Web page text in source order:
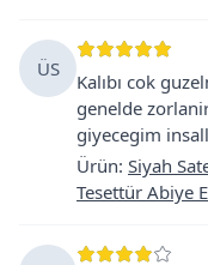
ÜS
Kalıbı cok
genelde
giyecegim
Ürün: Siyah
Tesettür Abiye